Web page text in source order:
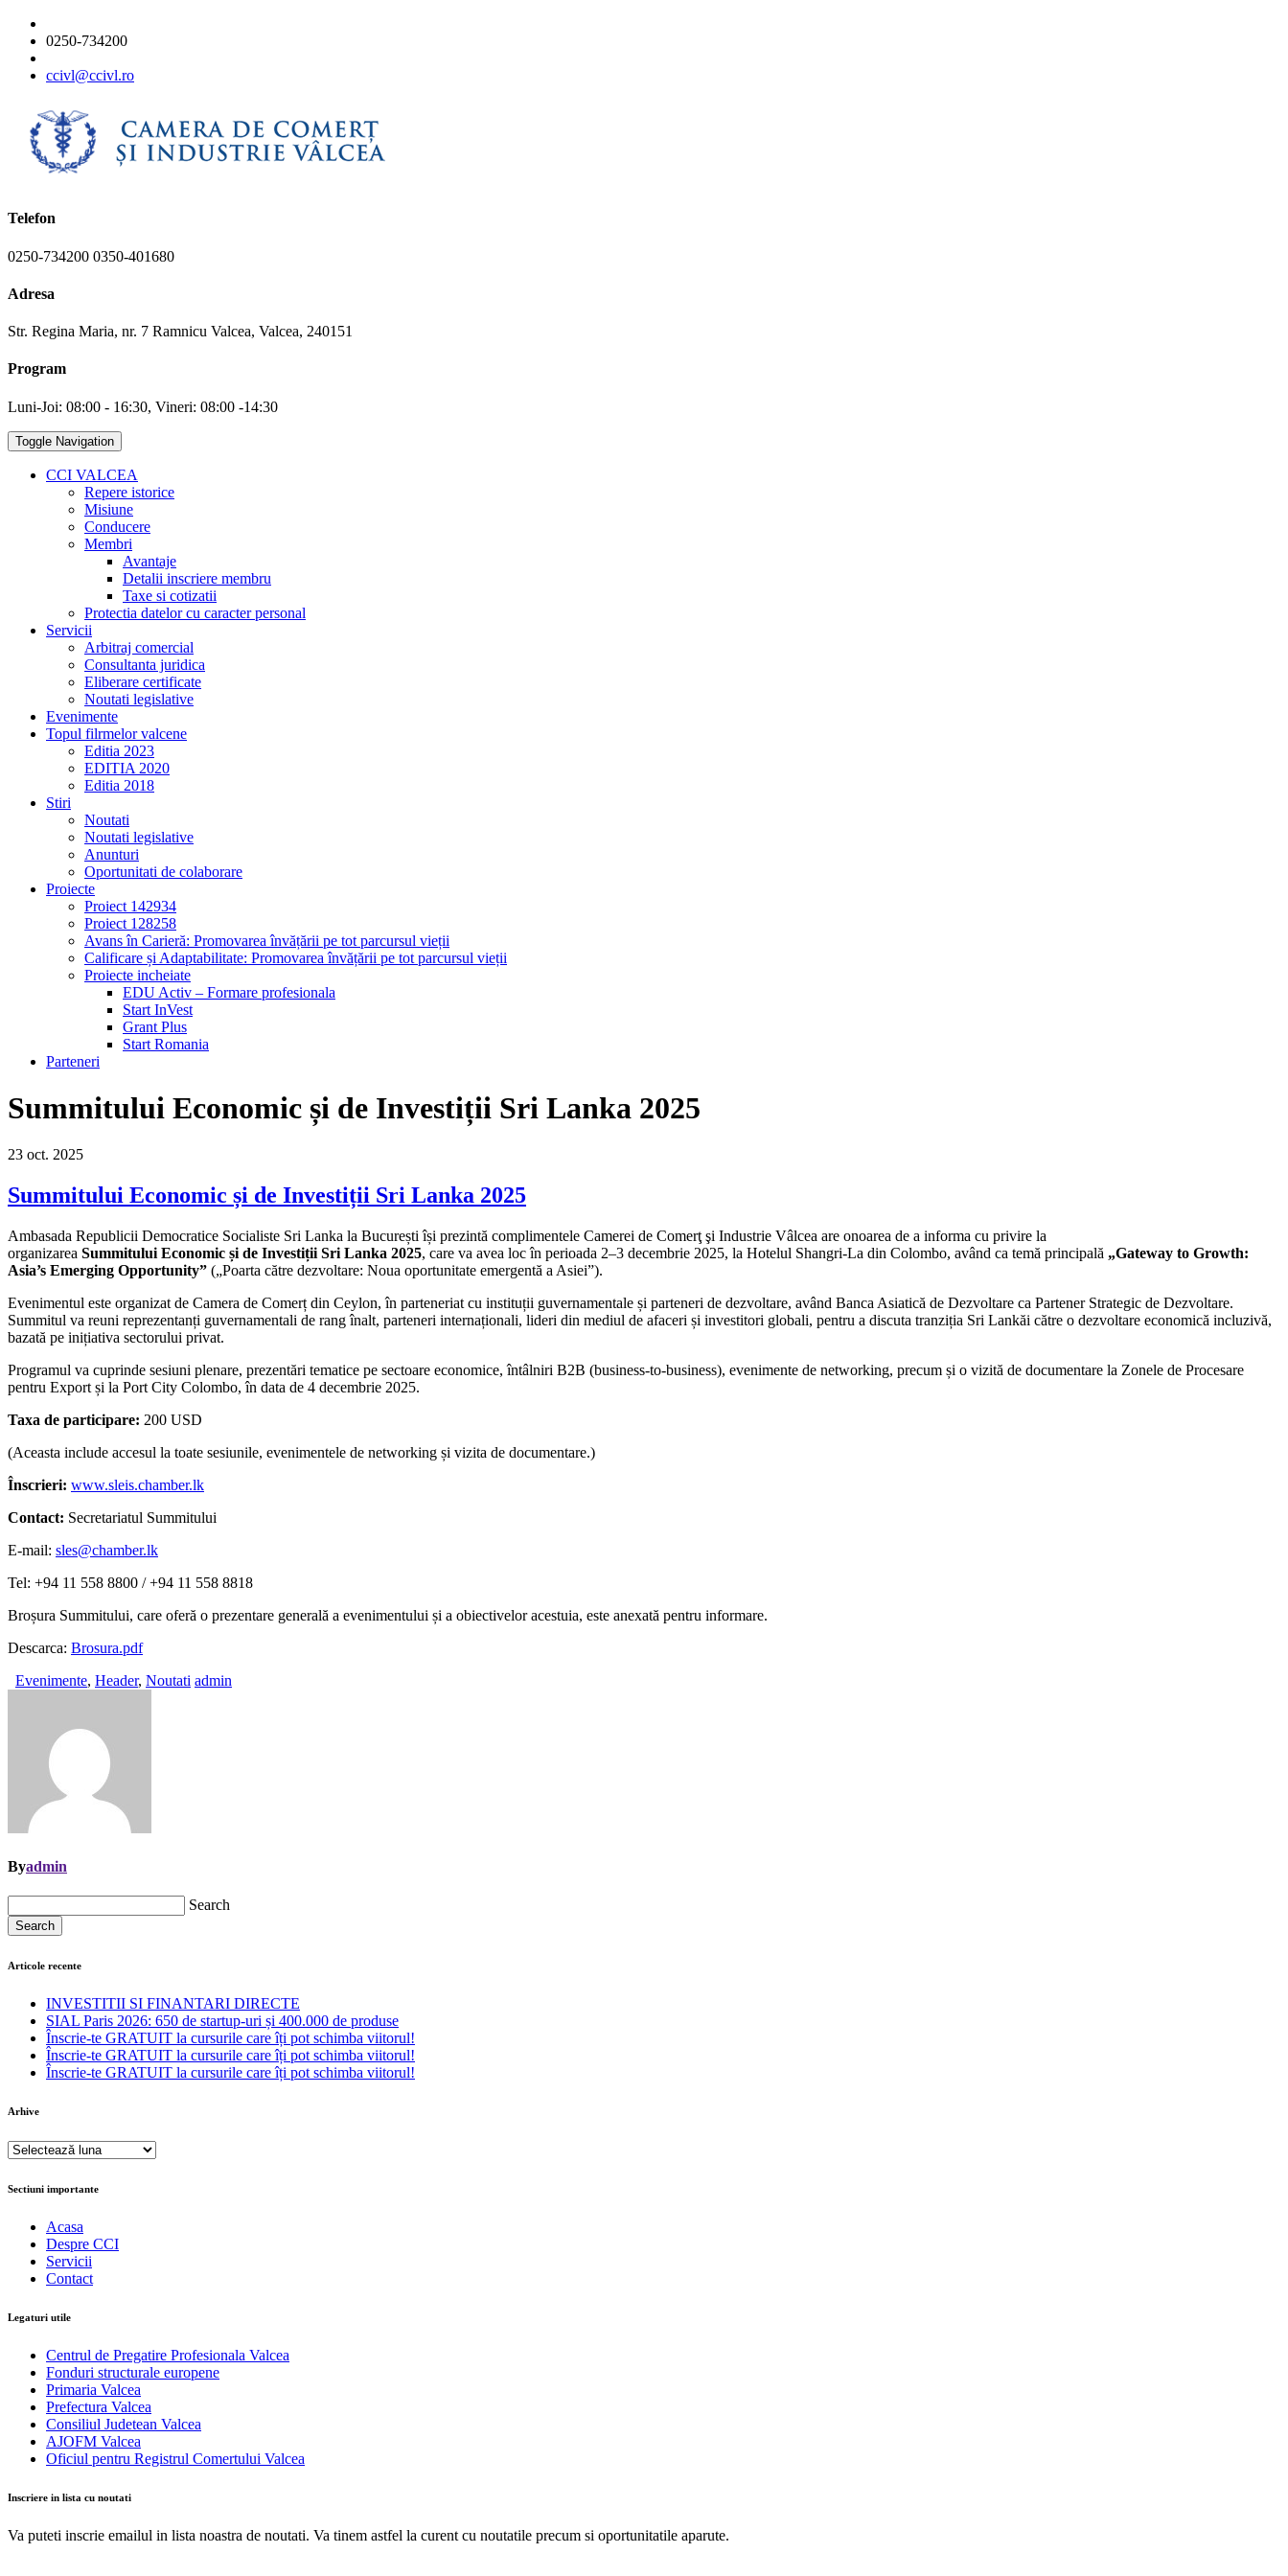
0250-734200
ccivl@ccivl.ro
Telefon
0250-734200 0350-401680
Adresa
Str. Regina Maria, nr. 7 Ramnicu Valcea, Valcea, 240151
Program
Luni-Joi: 08:00 - 16:30, Vineri: 08:00 -14:30
Toggle Navigation
CCI VALCEA
Repere istorice
Misiune
Conducere
Membri
Avantaje
Detalii inscriere membru
Taxe si cotizatii
Protectia datelor cu caracter personal
Servicii
Arbitraj comercial
Consultanta juridica
Eliberare certificate
Noutati legislative
Evenimente
Topul filrmelor valcene
Editia 2023
EDITIA 2020
Editia 2018
Stiri
Noutati
Noutati legislative
Anunturi
Oportunitati de colaborare
Proiecte
Proiect 142934
Proiect 128258
Avans în Carieră: Promovarea învățării pe tot parcursul vieții
Calificare și Adaptabilitate: Promovarea învățării pe tot parcursul vieții
Proiecte incheiate
EDU Activ – Formare profesionala
Start InVest
Grant Plus
Start Romania
Parteneri
Summitului Economic și de Investiții Sri Lanka 2025
23 oct. 2025
Summitului Economic și de Investiții Sri Lanka 2025
Ambasada Republicii Democratice Socialiste Sri Lanka la București își prezintă complimentele Camerei de Comerţ şi Industrie Vâlcea are onoarea de a informa cu privire la
organizarea Summitului Economic și de Investiții Sri Lanka 2025, care va avea loc în perioada 2–3 decembrie 2025, la Hotelul Shangri-La din Colombo, având ca temă principală „Gateway to Growth:
Asia’s Emerging Opportunity” („Poarta către dezvoltare: Noua oportunitate emergentă a Asiei”).
Evenimentul este organizat de Camera de Comerț din Ceylon, în parteneriat cu instituții guvernamentale și parteneri de dezvoltare, având Banca Asiatică de Dezvoltare ca Partener Strategic de Dezvoltare.
Summitul va reuni reprezentanți guvernamentali de rang înalt, parteneri internaționali, lideri din mediul de afaceri și investitori globali, pentru a discuta tranziția Sri Lankăi către o dezvoltare economică incluzivă,
bazată pe inițiativa sectorului privat.
Programul va cuprinde sesiuni plenare, prezentări tematice pe sectoare economice, întâlniri B2B (business-to-business), evenimente de networking, precum și o vizită de documentare la Zonele de Procesare
pentru Export și la Port City Colombo, în data de 4 decembrie 2025.
Taxa de participare: 200 USD
(Aceasta include accesul la toate sesiunile, evenimentele de networking și vizita de documentare.)
Înscrieri: www.sleis.chamber.lk
Contact: Secretariatul Summitului
E-mail: sles@chamber.lk
Tel: +94 11 558 8800 / +94 11 558 8818
Broșura Summitului, care oferă o prezentare generală a evenimentului și a obiectivelor acestuia, este anexată pentru informare.
Descarca: Brosura.pdf
Evenimente, Header, Noutati admin
Byadmin
Search
Search
Articole recente
INVESTITII SI FINANTARI DIRECTE
SIAL Paris 2026: 650 de startup-uri și 400.000 de produse
Înscrie-te GRATUIT la cursurile care îți pot schimba viitorul!
Înscrie-te GRATUIT la cursurile care îți pot schimba viitorul!
Înscrie-te GRATUIT la cursurile care îți pot schimba viitorul!
Arhive
Arhive
Sectiuni importante
Acasa
Despre CCI
Servicii
Contact
Legaturi utile
Centrul de Pregatire Profesionala Valcea
Fonduri structurale europene
Primaria Valcea
Prefectura Valcea
Consiliul Judetean Valcea
AJOFM Valcea
Oficiul pentru Registrul Comertului Valcea
Inscriere in lista cu noutati
Va puteti inscrie emailul in lista noastra de noutati. Va tinem astfel la curent cu noutatile precum si oportunitatile aparute.